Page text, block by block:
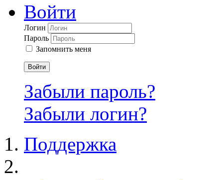
Войти
Логин
Пароль
Запомнить меня
Войти
Забыли пароль?
Забыли логин?
Поддержка